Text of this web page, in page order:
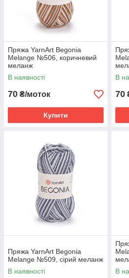
Пряжа YarnArt Begonia
Melange №506, коричневий
меланж
В наявності
70 ₴/моток
Купити
В
70
Пряжа YarnArt Begonia
Melange №509, сірий меланж
В наявності
В